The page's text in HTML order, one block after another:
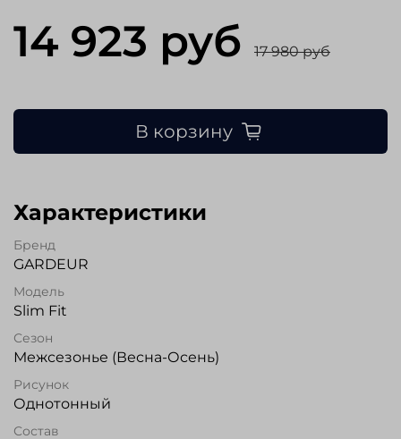
14 923 руб 17 980 руб
В корзину
Характеристики
Бренд
GARDEUR
Модель
Slim Fit
Сезон
Межсезонье (Весна-Осень)
Рисунок
Однотонный
Состав